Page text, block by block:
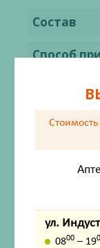
Состав
Способ
Показания
Форма
Условия
Условия
ул.
0800 – 19